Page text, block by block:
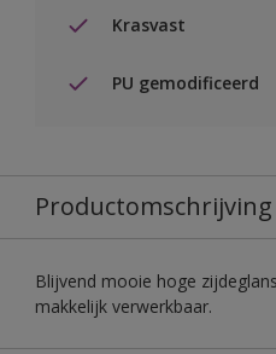
Krasvast
PU gemodificeerd
Productomschrijving
Blijvend mooie hoge
makkelijk verwerkbaar.